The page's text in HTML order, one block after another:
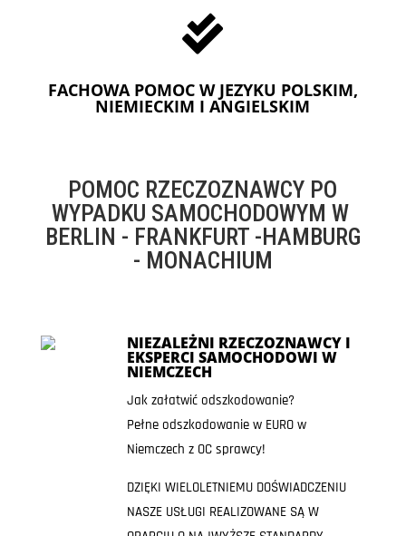

FACHOWA POMOC W JEZYKU POLSKIM,
NIEMIECKIM I ANGIELSKIM
POMOC RZECZOZNAWCY PO
WYPADKU SAMOCHODOWYM W
BERLIN - FRANKFURT -HAMBURG
- MONACHIUM
NIEZALEŻNI RZECZOZNAWCY I
EKSPERCI SAMOCHODOWI W
NIEMCZECH
Jak załatwić odszkodowanie?
Pełne odszkodowanie w EURO w
Niemczech z OC sprawcy!
DZIĘKI WIELOLETNIEMU DOŚWIADCZENIU
NASZE USŁUGI REALIZOWANE SĄ W